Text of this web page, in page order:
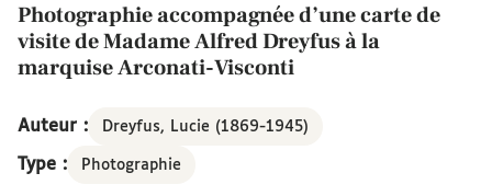
Photographie accompagnée d’une carte de
visite de Madame Alfred Dreyfus à la
marquise Arconati-Visconti
Auteur : Dreyfus, Lucie (1869-1945)
Type : Photographie